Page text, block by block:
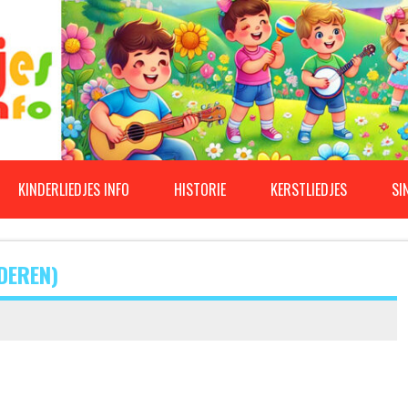
KINDERLIEDJES INFO HISTORIE KERSTLIEDJES